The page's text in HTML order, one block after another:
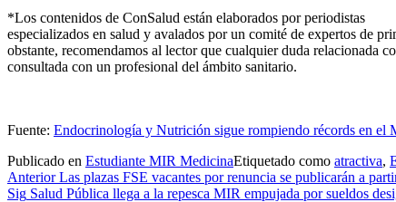
*Los contenidos de ConSalud están elaborados por periodistas
especializados en salud y avalados por un comité de expertos de
obstante, recomendamos al lector que cualquier duda relacionada
consultada con un profesional del ámbito sanitario.
Fuente: Endocrinología y Nutrición sigue rompiendo récords en el
Publicado en Estudiante MIR MedicinaEtiquetado como atractiva,
Navegación
Anterior Las plazas FSE vacantes por renuncia se publicarán a
Sig Salud Pública llega a la repesca MIR empujada por sueldos